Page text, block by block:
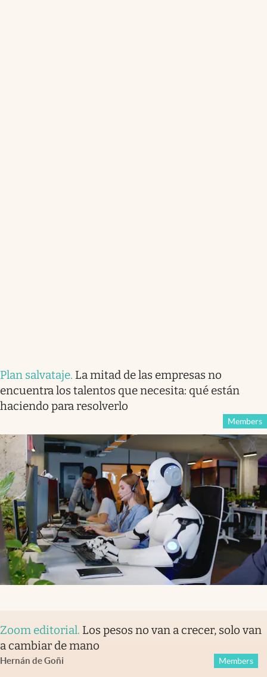
Plan salvataje. La mitad de las empresas no
encuentra los talentos que necesita: qué están
haciendo para resolverlo
Members
Zoom editorial. Los pesos no van a crecer, solo van
a cambiar de mano
Hernán de Goñi Members